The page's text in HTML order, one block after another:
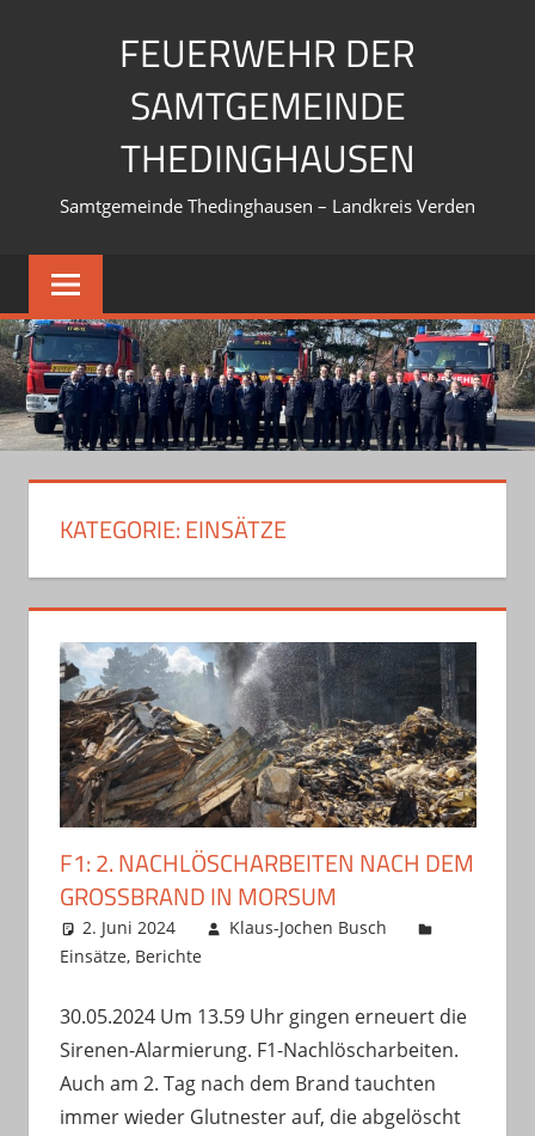
FEUERWEHR DER
SAMTGEMEINDE
THEDINGHAUSEN
Samtgemeinde Thedinghausen – Landkreis Verden
KATEGORIE:EINSÄTZE
F1: 2. NACHLÖSCHARBEITEN NACH DEM
GROSSBRAND IN MORSUM
2. Juni 2024
Klaus-Jochen Busch
Einsätze, Berichte
30.05.2024 Um 13.59 Uhr gingen erneuert die
Sirenen-Alarmierung. F1-Nachlöscharbeiten.
Auch am 2. Tag nach dem Brand tauchten
immer wieder Glutnester auf, die abgelöscht